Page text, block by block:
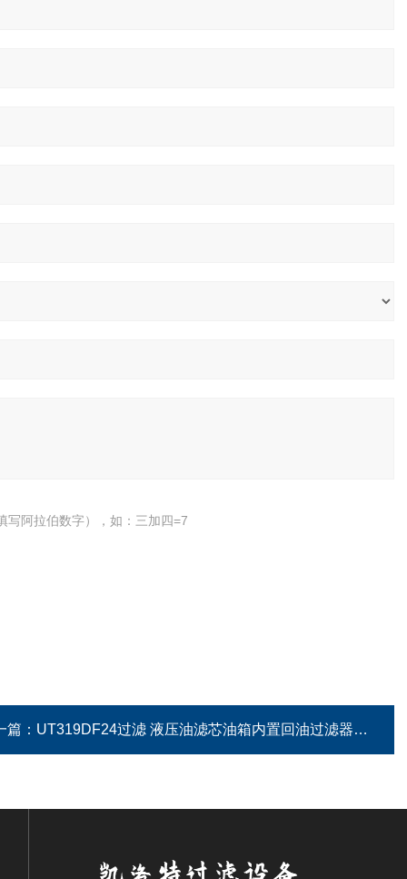
写阿拉伯数字），如：三加四=7
篇： UT319DF24过滤 液压油滤芯油箱内置回油过滤器